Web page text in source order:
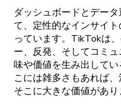
ダッシュボードとデータ
て、 定性的なインサイト
っています。 TikTokは、
ー、 反発、 そしてコミ
味や価値を生み出して
こには雑多さもあれば、
そこに大きな価値があり